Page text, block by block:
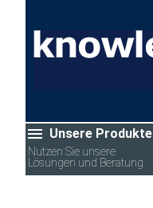
Unsere Produkte
Nutzen Sie unsere
Lösungen und Beratung